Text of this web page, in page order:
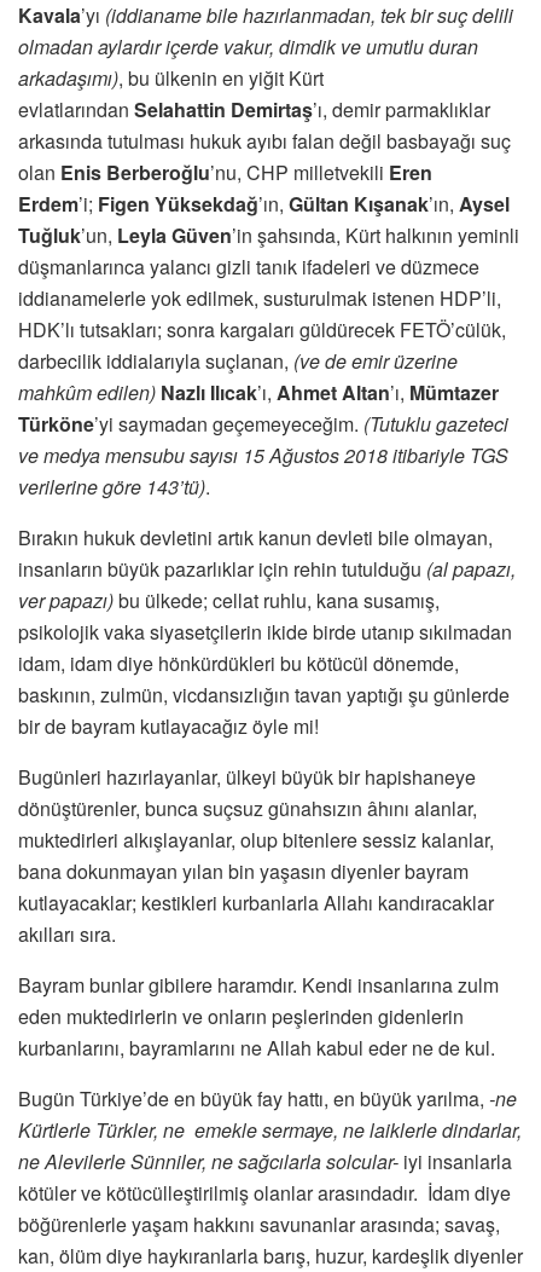
Kavala’yı (iddianame bile hazırlanmadan, tek bir suç delili
olmadan aylardır içerde vakur, dimdik ve umutlu duran
arkadaşımı), bu ülkenin en yiğit Kürt
evlatlarından Selahattin Demirtaş’ı, demir parmaklıklar
arkasında tutulması hukuk ayıbı falan değil basbayağı suç
olan Enis Berberoğlu’nu, CHP milletvekili Eren
Erdem’i; Figen Yüksekdağ’ın, Gültan Kışanak’ın, Aysel
Tuğluk’un, Leyla Güven’in şahsında, Kürt halkının yeminli
düşmanlarınca yalancı gizli tanık ifadeleri ve düzmece
iddianamelerle yok edilmek, susturulmak istenen HDP’li,
HDK’lı tutsakları; sonra kargaları güldürecek FETÖ’cülük,
darbecilik iddialarıyla suçlanan, (ve de emir üzerine
mahkûm edilen) Nazlı Ilıcak’ı, Ahmet Altan’ı, Mümtazer
Türköne’yi saymadan geçemeyeceğim. (Tutuklu gazeteci
ve medya mensubu sayısı 15 Ağustos 2018 itibariyle TGS
verilerine göre 143’tü).
Bırakın hukuk devletini artık kanun devleti bile olmayan,
insanların büyük pazarlıklar için rehin tutulduğu (al papazı,
ver papazı)bu ülkede; cellat ruhlu, kana susamış,
psikolojik vaka siyasetçilerin ikide birde utanıp sıkılmadan
idam, idam diye hönkürdükleri bu kötücül dönemde,
baskının, zulmün, vicdansızlığın tavan yaptığı şu günlerde
bir de bayram kutlayacağız öyle mi!
Bugünleri hazırlayanlar, ülkeyi büyük bir hapishaneye
dönüştürenler, bunca suçsuz günahsızın âhını alanlar,
muktedirleri alkışlayanlar, olup bitenlere sessiz kalanlar,
bana dokunmayan yılan bin yaşasın diyenler bayram
kutlayacaklar; kestikleri kurbanlarla Allahı kandıracaklar
akılları sıra.
Bayram bunlar gibilere haramdır. Kendi insanlarına zulm
eden muktedirlerin ve onların peşlerinden gidenlerin
kurbanlarını, bayramlarını ne Allah kabul eder ne de kul.
Bugün Türkiye’de en büyük fay hattı, en büyük yarılma, -ne
Kürtlerle Türkler, ne emekle sermaye, ne laiklerle dindarlar,
ne Alevilerle Sünniler, ne sağcılarla solcular- iyi insanlarla
kötüler ve kötücülleştirilmiş olanlar arasındadır. İdam diye
böğürenlerle yaşam hakkını savunanlar arasında; savaş,
kan, ölüm diye haykıranlarla barış, huzur, kardeşlik diyenler